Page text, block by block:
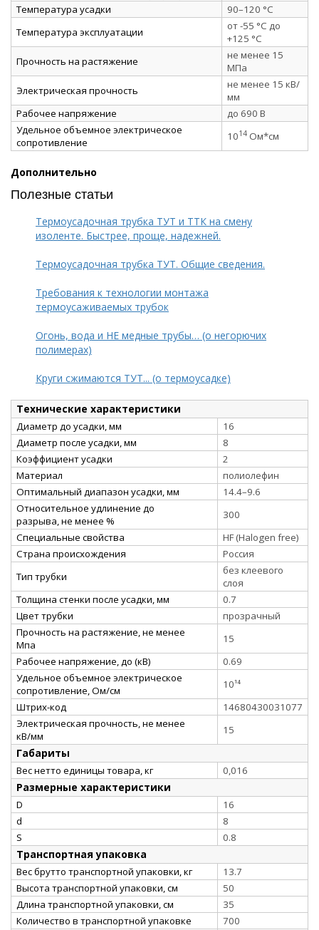
Температура усадки
90–120 °C
Температура эксплуатации
от -55 °C до
+125 °C
Прочность на растяжение
не менее 15
МПа
Электрическая прочность
не менее 15 кВ/
мм
Рабочее напряжение
до 690 В
Удельное объемное электрическое
сопротивление
1014 Ом*см
Дополнительно
Полезные статьи
Термоусадочная трубка ТУТ и ТТК на смену
изоленте. Быстрее, проще, надежней.
Термоусадочная трубка ТУТ. Общие сведения.
Требования к технологии монтажа
термоусаживаемых трубок
Огонь, вода и НЕ медные трубы… (о негорючих
полимерах)
Круги сжимаются ТУТ... (о термоусадке)
Технические характеристики
Диаметр до усадки, мм
16
Диаметр после усадки, мм
8
Коэффициент усадки
2
Материал
полиолефин
Оптимальный диапазон усадки, мм
14.4–9.6
Относительное удлинение до
разрыва, не менее %
300
Специальные свойства
HF (Halogen free)
Страна происхождения
Россия
Тип трубки
без клеевого
слоя
Толщина стенки после усадки, мм
0.7
Цвет трубки
прозрачный
Прочность на растяжение, не менее
Мпа
15
Рабочее напряжение, до (кВ)
0.69
Удельное объемное электрическое
сопротивление, Ом/см
10¹⁴
Штрих-код
14680430031077
Электрическая прочность, не менее
кВ/мм
15
Габариты
Вес нетто единицы товара, кг 0,016
Размерные характеристики
D
16
d
8
S
0.8
Транспортная упаковка
Вес брутто транспортной упаковки, кг
13.7
Высота транспортной упаковки, см
50
Длина транспортной упаковки, см
35
Количество в транспортной упаковке
700